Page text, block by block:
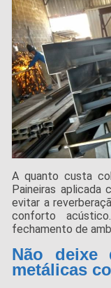
A quanto custa
Paineiras aplicada
evitar a
conforto
fechamento de
Não deixe
metálicas